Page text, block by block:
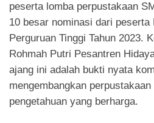
peserta lomba perpustakaan
10 besar nominasi dari peserta
Perguruan Tinggi Tahun 2023.
Rohmah Putri Pesantren
ajang ini adalah bukti nyata
mengembangkan
pengetahuan yang berharga.